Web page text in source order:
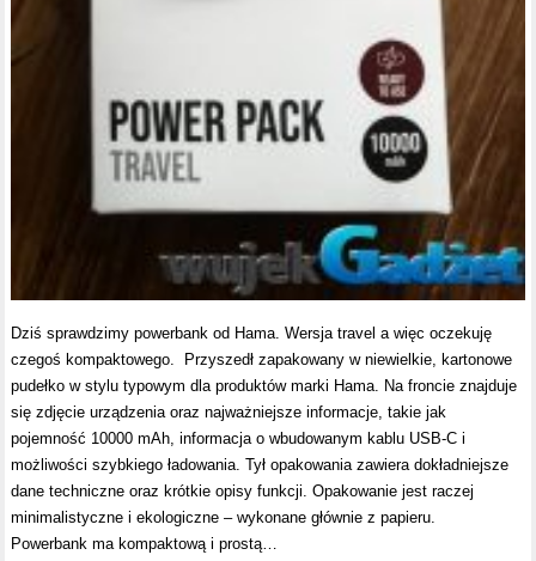
Dziś sprawdzimy powerbank od Hama. Wersja travel a więc oczekuję
czegoś kompaktowego. Przyszedł zapakowany w niewielkie, kartonowe
pudełko w stylu typowym dla produktów marki Hama. Na froncie znajduje
się zdjęcie urządzenia oraz najważniejsze informacje, takie jak
pojemność 10000 mAh, informacja o wbudowanym kablu USB-C i
możliwości szybkiego ładowania. Tył opakowania zawiera dokładniejsze
dane techniczne oraz krótkie opisy funkcji. Opakowanie jest raczej
minimalistyczne i ekologiczne – wykonane głównie z papieru.
Powerbank ma kompaktową i prostą…